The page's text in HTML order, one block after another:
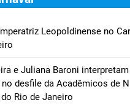
Leopoldinense no
e Juliana Baroni
desfile da Acadêmicos de
Rio de Janeiro